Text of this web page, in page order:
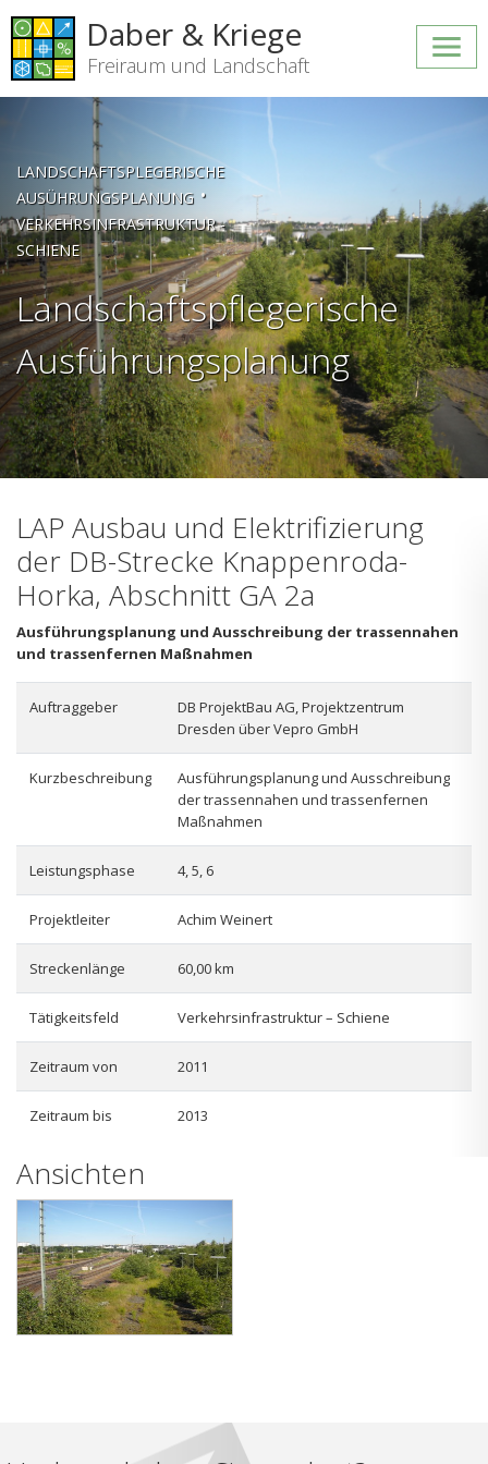
Daber & Kriege
Freiraum und Landschaft
LANDSCHAFTSPLEGERISCHE
AUSÜHRUNGSPLANUNG •
VERKEHRSINFRASTRUKTUR -
SCHIENE
Landschaftspflegerische
Ausführungsplanung
LAP Ausbau und Elektrifizierung
der DB-Strecke Knappenroda-
Horka, Abschnitt GA 2a
Ausführungsplanung und Ausschreibung der trassennahen
und trassenfernen Maßnahmen
Auftraggeber
DB ProjektBau AG, Projektzentrum
Dresden über Vepro GmbH
Kurzbeschreibung
Ausführungsplanung und Ausschreibung
der trassennahen und trassenfernen
Maßnahmen
Leistungsphase 4, 5, 6
Projektleiter Achim Weinert
Streckenlänge 60,00 km
Tätigkeitsfeld Verkehrsinfrastruktur – Schiene
Zeitraum von 2011
Zeitraum bis 2013
Ansichten